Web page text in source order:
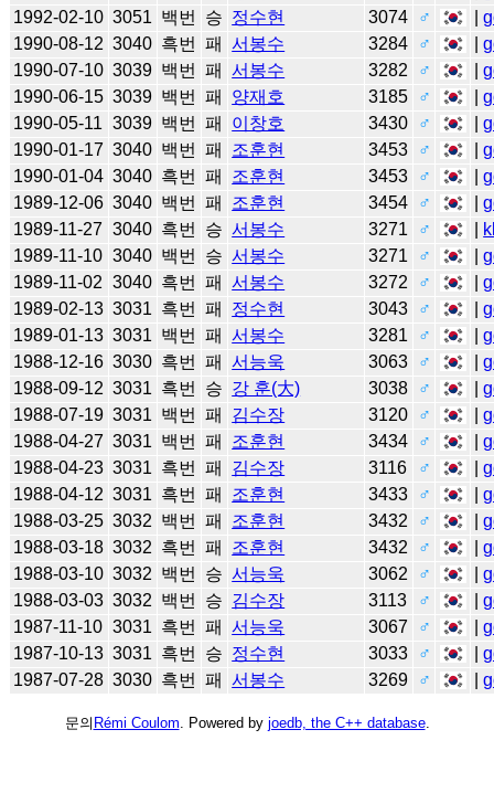
1992-02-10 3051 백번 승 정수현 3074 ♂ |
1990-08-12 3040 흑번 패 서봉수 3284 ♂ |
1990-07-10 3039 백번 패 서봉수 3282 ♂ |
1990-06-15 3039 백번 패 양재호 3185 ♂ |
1990-05-11 3039 백번 패 이창호 3430 ♂ |
1990-01-17 3040 백번 패 조훈현 3453 ♂ |
1990-01-04 3040 흑번 패 조훈현 3453 ♂ |
1989-12-06 3040 백번 패 조훈현 3454 ♂ |
1989-11-27 3040 흑번 승 서봉수 3271 ♂
1989-11-10 3040 백번 승 서봉수 3271 ♂ |
1989-11-02 3040 흑번 패 서봉수 3272 ♂ |
1989-02-13 3031 흑번 패 정수현 3043 ♂ |
1989-01-13 3031 백번 패 서봉수 3281 ♂ |
1988-12-16 3030 흑번 패 서능욱 3063 ♂ |
1988-09-12 3031 흑번 승 강 훈(大) 3038 ♂ |
1988-07-19 3031 백번 패 김수장 3120 ♂ |
1988-04-27 3031 백번 패 조훈현 3434 ♂ |
1988-04-23 3031 흑번 패 김수장 3116 ♂ |
1988-04-12 3031 흑번 패 조훈현 3433 ♂ |
1988-03-25 3032 백번 패 조훈현 3432 ♂ |
1988-03-18 3032 흑번 패 조훈현 3432 ♂ |
1988-03-10 3032 백번 승 서능욱 3062 ♂ |
1988-03-03 3032 백번 승 김수장 3113 ♂ |
1987-11-10 3031 흑번 패 서능욱 3067 ♂ |
1987-10-13 3031 흑번 승 정수현 3033 ♂ |
1987-07-28 3030 흑번 패 서봉수 3269 ♂ |
문의 Rémi Coulom . Powered by joedb, the C++ database.